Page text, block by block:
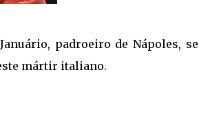
padroeiro de Nápoles, se
mártir italiano.